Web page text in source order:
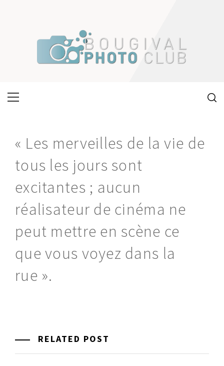
Primary
« Les merveilles de la vie de
tous les jours sont
excitantes ; aucun
réalisateur de cinéma ne
peut mettre en scène ce
que vous voyez dans la
rue ».
RELATED POST